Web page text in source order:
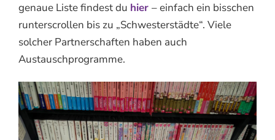
genaue Liste findest du hier – einfach ein bisschen
runterscrollen bis zu „Schwesterstädte“. Viele
solcher Partnerschaften haben auch
Austauschprogramme.